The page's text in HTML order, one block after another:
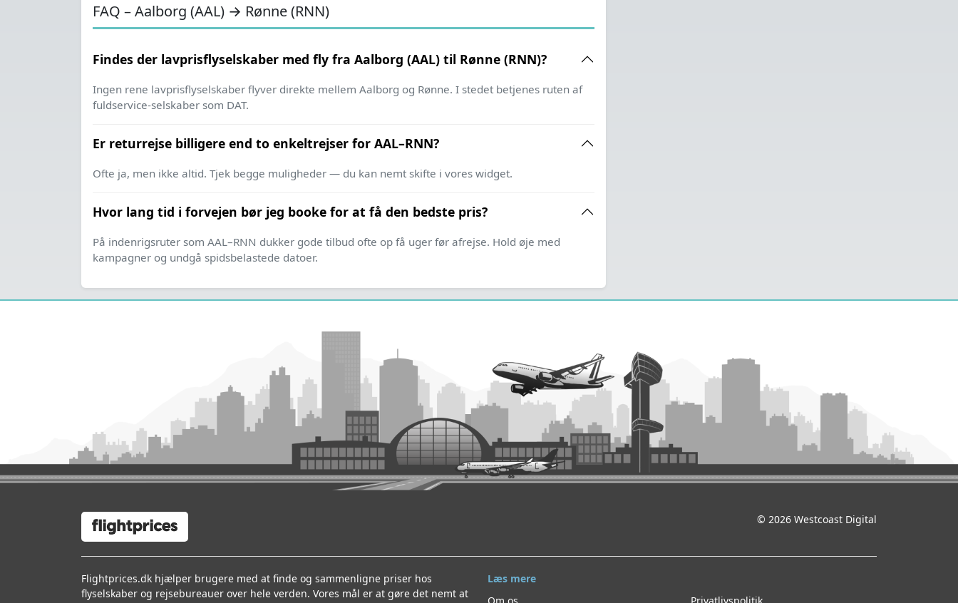
FAQ – Aalborg (AAL) → Rønne (RNN)
Findes der lavprisflyselskaber med fly fra Aalborg (AAL) til Rønne (RNN)?
Ingen rene lavprisflyselskaber flyver direkte mellem Aalborg og Rønne. I stedet betjenes ruten af
fuldservice-selskaber som DAT.
Er returrejse billigere end to enkeltrejser for AAL–RNN?
Ofte ja, men ikke altid. Tjek begge muligheder — du kan nemt skifte i vores widget.
Hvor lang tid i forvejen bør jeg booke for at få den bedste pris?
På indenrigsruter som AAL–RNN dukker gode tilbud ofte op få uger før afrejse. Hold øje med
kampagner og undgå spidsbelastede datoer.
© 2026 Westcoast Digital
Flightprices.dk hjælper brugere med at finde og sammenligne priser hos
flyselskaber og rejsebureauer over hele verden. Vores mål er at gøre det nemt at
Læs mere